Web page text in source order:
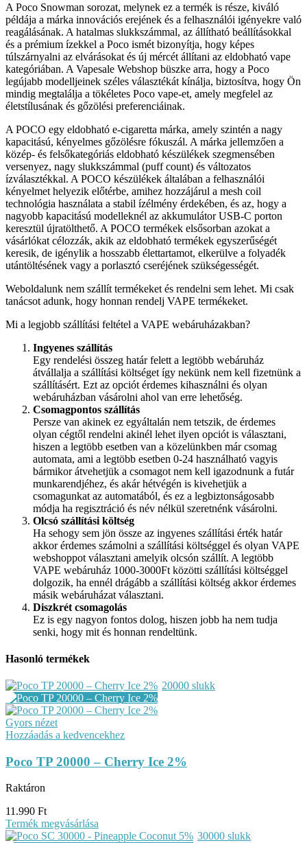
A Poco Snowman sorozat, melynek ez a termék is része, kiváló
példája a márka innovációs erejének és a felhasználói igényekre való
reagálásának. A hatalmas slukkszámmal, az állítható beállításokkal
és a prémium ízekkel a Poco ismét bizonyítja, hogy képes
túlszárnyalni az elvárásokat és új mércét állítani az eldobható vape
kategóriában. A Vapesale Webshop büszke arra, hogy a Poco
legújabb modelljeinek széles választékát kínálja, biztosítva, hogy Ön
mindig megtalálja a tökéletes Poco vape-et, amely megfelel az
életstílusának és gőzölési preferenciáinak.
A POCO egy eldobható e-cigaretta márka, amely szintén a nagy
kapacitású, kényelmes gőzölésre fókuszál. A márka jellemzően a
közép- és felsőkategóriás eldobható készülékek szegmensében
versenyez, nagy slukkszámmal (puff count) és változatos
ízválasztékkal. A POCO készülékek általában a felhasználói
kényelmet helyezik előtérbe, amihez hozzájárul a mesh coil
technológia használata a stabil ízélmény érdekében, és az, hogy a
nagyobb kapacitású modelleknél az akkumulátor USB-C porton
keresztül újratölthető. A POCO termékek elsősorban azokat a
vásárlókat célozzák, akik az eldobható termékek egyszerűségét
keresik, de igénylik a hosszabb élettartamot, elkerülve a folyadék
utántöltésének vagy a porlasztó cseréjének szükségességét.
Weboldalunk nem szállít termékeket és rendelni sem lehet. Mi csak
tanácsot adunk, hogy honnan rendelj VAPE termékeket.
Mi a legjobb szállítási feltétel a VAPE webáruházakban?
Ingyenes szállítás
Egy rendelési összeg határ felett a legtöbb webáruház
átvállalja a szállítási költséget így nekünk nem kell fizetnünk a
szállításért. Ezt az opciót érdemes kihasználni és olyan
webáruházban vásárolni ahol van erre lehetőség.
Csomagpontos szállítás
Persze van akinek ez egyáltalán nem tetszik, de érdemes
olyan cégtől rendelni akinél lehet ilyen opciót is választani,
hiszen a legtöbb esetben van a közelünkben már csomag
automata, ami a legtöbb esetben 0-24 használható vagyis
bármikor átvehetjük a csomagot nem kell igazodnunk a futár
munkarendjéhez, és akár hétvégén is kivehetjük a
csomagunkat az automatából, és ez a legbiztonságosabb
módja ha regisztráció és név nélkül szeretnénk vásárolni.
Olcsó szállítási költség
Ha sehogy sem jön össze az ingyenes szállítási érték határ
akkor érdemes számolni a szállítási költséggel és olyan VAPE
webshoppot választani amelyik olcsón szállít. A legtöbb
VAPE webáruház 1000-3000Ft közötti szállítási költséggel
dolgozik, ha ennél drágább a szállítási költség akkor érdemes
másik webáruházat választani.
Diszkrét csomagolás
Ez is egy nagyon fontos dolog, hiszen jobb ha nem tudja
senki, hogy mit és honnan rendeltünk.
Hasonló termékek
20000 slukk
Gyors nézet
Hozzáadás a kedvencekhez
Poco TP 20000 – Cherry Ice 2%
Raktáron
11.990 Ft
Termék megvásárlása
30000 slukk